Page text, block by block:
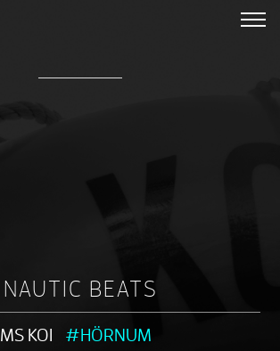
NAUTIC BEATS
MS KOI #HÖRNUM